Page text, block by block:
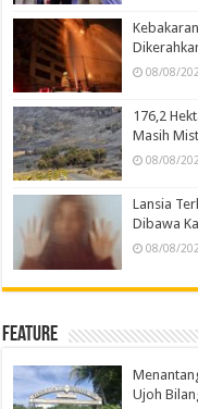
08/08/
176,2
Masih
08/08/
Lansia
Dibawa
08/08/
Feature
Ujoh